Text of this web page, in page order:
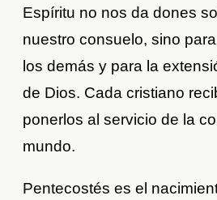
Espíritu no nos da dones
nuestro consuelo, sino
los demás y para la
de Dios. Cada cristiano
ponerlos al servicio de la
mundo.
Pentecostés es el